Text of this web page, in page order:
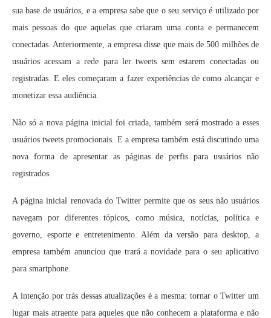
sua base de usuários, e a empresa sabe que o seu serviço é utilizado por
mais pessoas do que aquelas que criaram uma conta e permanecem
conectadas. Anteriormente, a empresa disse que mais de 500 milhões de
usuários acessam a rede para ler tweets sem estarem conectadas ou
registradas. E eles começaram a fazer experiências de como alcançar e
monetizar essa audiência.
Não só a nova página inicial foi criada, também será mostrado a esses
usuários tweets promocionais. E a empresa também está discutindo uma
nova forma de apresentar as páginas de perfis para usuários não
registrados.
A página inicial renovada do Twitter permite que os seus não usuários
navegam por diferentes tópicos, como música, notícias, política e
governo, esporte e entretenimento. Além da versão para desktop, a
empresa também anunciou que trará a novidade para o seu aplicativo
para smartphone.
A intenção por trás dessas atualizações é a mesma: tornar o Twitter um
lugar mais atraente para aqueles que não conhecem a plataforma e não